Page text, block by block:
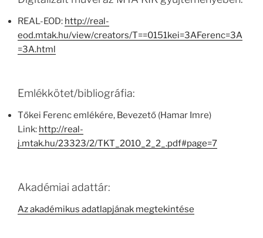
REAL-EOD: http://real-
eod.mtak.hu/view/creators/T==0151kei=3AFerenc=3A
=3A.html
Emlékkötet/bibliográfia:
Tőkei Ferenc emlékére, Bevezető (Hamar Imre)
Link: http://real-
j.mtak.hu/23323/2/TKT_2010_2_2_.pdf#page=7
Akadémiai adattár:
Az akadémikus adatlapjának megtekintése